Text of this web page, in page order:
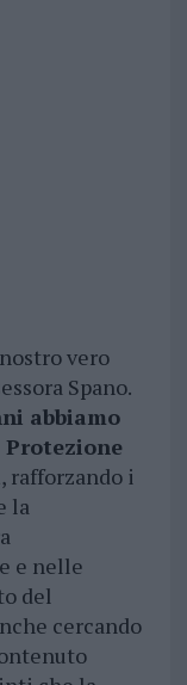
vero
Spano.
abbiamo
, rafforzando i
la
e nelle
del
cercando